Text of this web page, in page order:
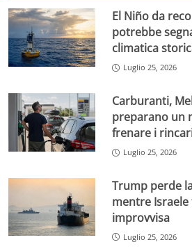
El Niño da
potrebbe
climatica
Luglio 25, 2026
Carburanti,
preparano un
frenare i
Luglio 25, 2026
Trump perde
mentre Israele
improvvisa
Luglio 25, 2026